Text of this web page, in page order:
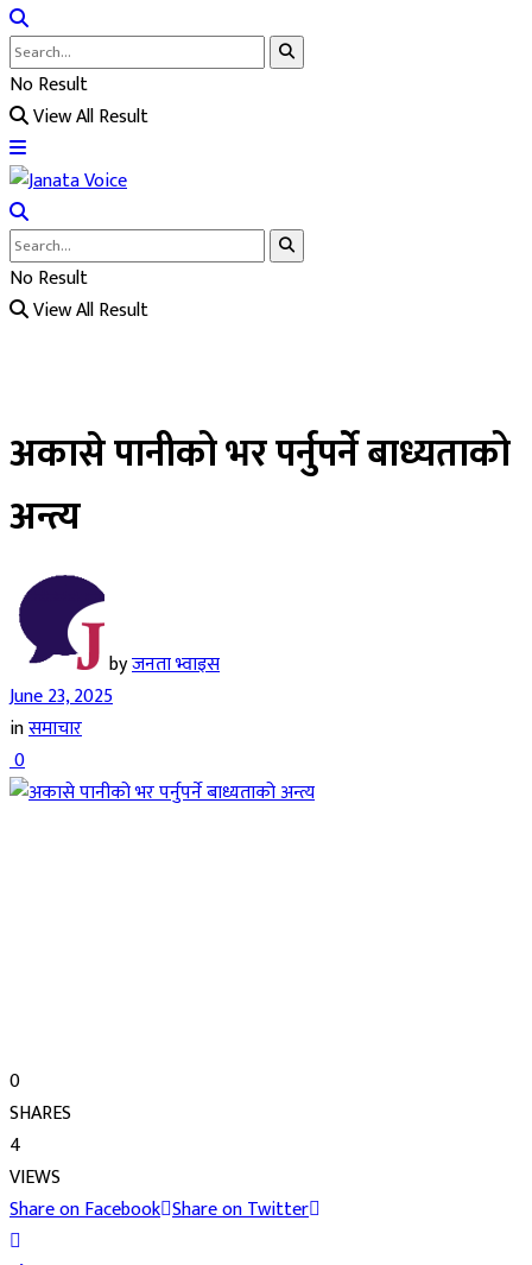
No Result
View All Result
No Result
View All Result
अकासे पानीको भर पर्नुपर्ने बाध्यताको
अन्त्य
byजनता भ्वाइस
June 23, 2025
inसमाचार
0
0
SHARES
4
VIEWS
Share on Facebook Share on Twitter